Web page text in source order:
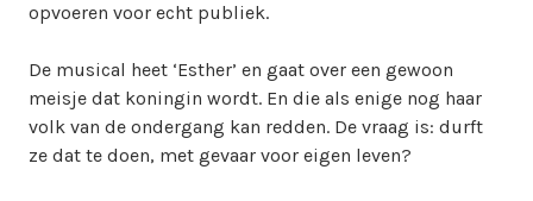
r
opvoeren voor echt publiek.
De musical heet ‘Esther’ en gaat over een gewoon
meisje dat koningin wordt. En die als enige nog haar
volk van de ondergang kan redden. De vraag is: durft
ze dat te doen, met gevaar voor eigen leven?